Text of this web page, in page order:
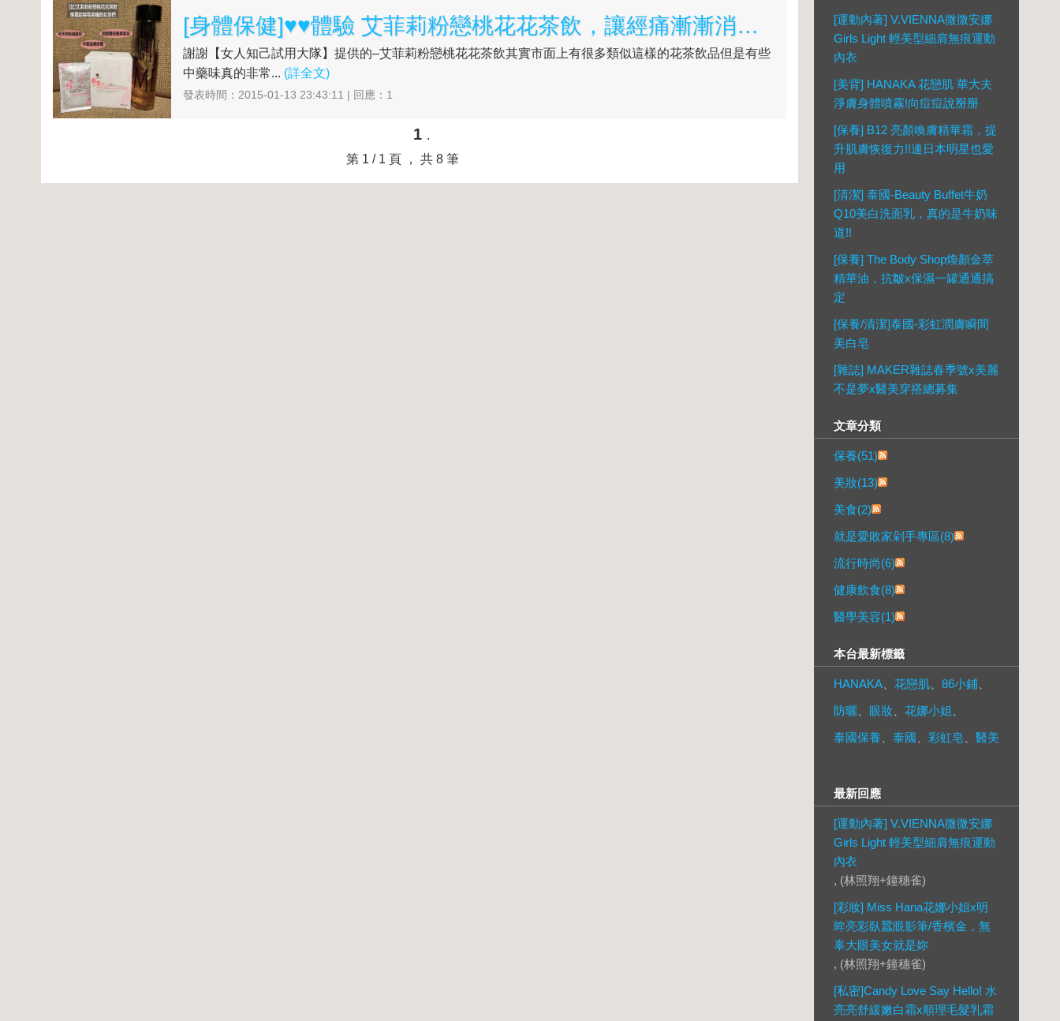
[身體保健]♥♥體驗 艾菲莉粉戀桃花花茶飲，讓經痛漸漸消失，還能調理身體機能!!
謝謝【女人知己試用大隊】提供的–艾菲莉粉戀桃花花茶飲其實市面上有很多類似這樣的花茶飲品但是有些
中藥味真的非常... (詳全文)
發表時間：2015-01-13 23:43:11 | 回應：1
1 .
第 1 / 1 頁 ， 共 8 筆
[運動內著] V.VIENNA微微安娜
Girls Light 輕美型細肩無痕運動
內衣
[美背] HANAKA 花戀肌 華大夫
淨膚身體噴霧!向痘痘說掰掰
[保養] B12 亮顏喚膚精華霜，提
升肌膚恢復力!!連日本明星也愛
用
[清潔] 泰國-Beauty Buffet牛奶
Q10美白洗面乳，真的是牛奶味
道!!
[保養] The Body Shop煥顏金萃
精華油，抗皺x保濕一罐通通搞
定
[保養/清潔]泰國-彩虹潤膚瞬間
美白皂
[雜誌] MAKER雜誌春季號x美麗
不是夢x醫美穿搭總募集
文章分類
保養(51)
美妝(13)
美食(2)
就是愛敗家剁手專區(8)
流行時尚(6)
健康飲食(8)
醫學美容(1)
本台最新標籤
HANAKA 花戀肌 86小鋪
防曬
眼妝 花娜小姐
泰國保養
泰國 彩虹皂 醫美
最新回應
[運動內著] V.VIENNA微微安娜
Girls Light 輕美型細肩無痕運動
內衣
, (林照翔+鐘穗雀)
[彩妝] Miss Hana花娜小姐x明
眸亮彩臥蠶眼影筆/香檳金，無
辜大眼美女就是妳
, (林照翔+鐘穗雀)
[私密]Candy Love Say Hello! 水
亮亮舒緩嫩白霜x順理毛髮乳霜